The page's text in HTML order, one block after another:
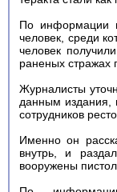
По информации
человек, среди
человек
раненых стражах
Журналисты
данным издания,
сотрудников
Именно он
внутрь, и
вооружены